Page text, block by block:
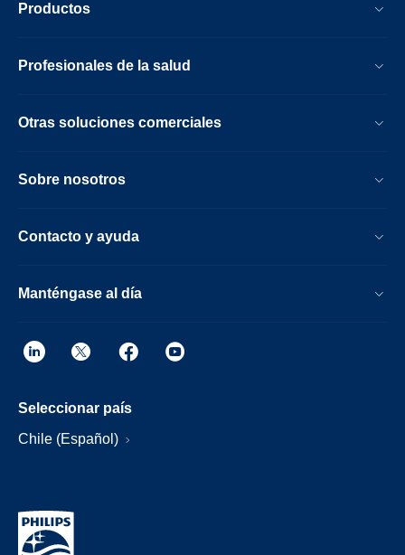
Productos
Profesionales de la salud
Otras soluciones comerciales
Sobre nosotros
Contacto y ayuda
Manténgase al día
Seleccionar país
Chile (Español)